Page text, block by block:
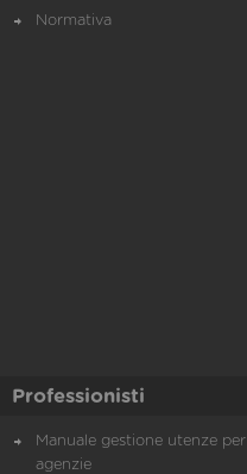
Normativa
Professionisti
Manuale gestione utenze per
agenzie